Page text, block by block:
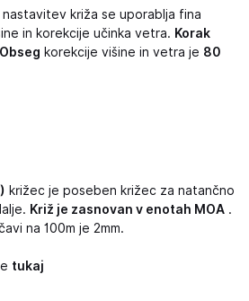
križa se uporablja fina
in korekcije učinka vetra. Korak
Obseg korekcije višine in vetra je 80
križec je poseben križec za natančno
Križ je zasnovan v enotah MOA .
na 100m je 2mm.
tukaj